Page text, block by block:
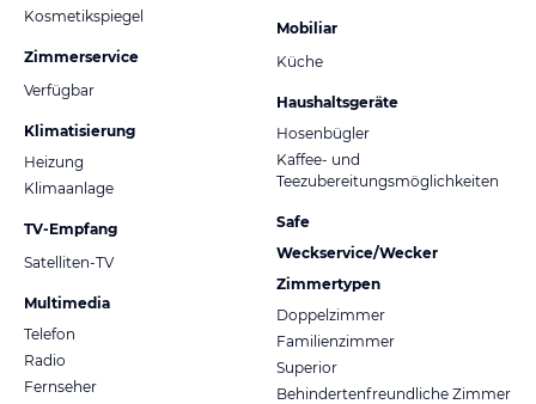
Kosmetikspiegel
Zimmerservice
Verfügbar
Klimatisierung
Heizung
Klimaanlage
TV-Empfang
Satelliten-TV
Multimedia
Telefon
Radio
Fernseher
Mobiliar
Küche
Haushaltsgeräte
Hosenbügler
Kaffee- und
Teezubereitungsmöglichkeiten
Safe
Weckservice/Wecker
Zimmertypen
Doppelzimmer
Familienzimmer
Superior
Behindertenfreundliche Zimmer